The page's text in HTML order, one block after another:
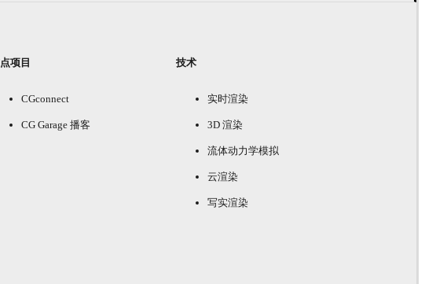
项目
CGconnect
CG Garage 播客
技术
实时渲染
3D 渲染
流体动力学模拟
云渲染
写实渲染